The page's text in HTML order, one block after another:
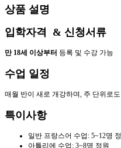
스
프
세
몽
리
수
상품 설명
입학자격 & 신청서류
만 18세 이상부터 등록 및 수강 가능
수업 일정
매월 반이 새로 개강하며, 주 단위로
특이사항
일반 프랑스어 수업: 5~12명
아틀리에 수업: 3~8명 정원